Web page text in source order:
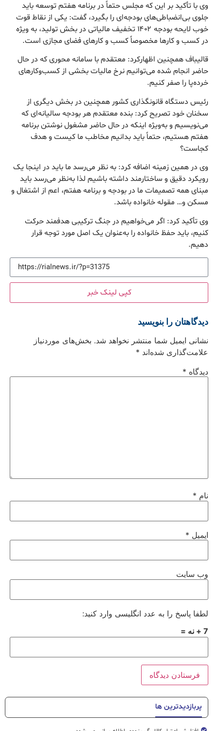
وی با تأکید بر این که مجلس حتماً در برنامه هفتم توسعه باید
جلوی بی‌انضباطی‌های بودجه‌ای را بگیرد، گفت: یکی از نقاط قوت
خوب لایحه بودجه ۱۴۰۲ تخفیف مالیاتی در بخش تولید، به ویژه
در کسب و کارها مخصوصاً کسب و کارهای فضای مجازی است.
قالیباف همچنین اظهارکرد: معتقدم با سامانه محوری که در حال
حاضر انجام شده می‌توانیم نرخ مالیات بخشی از کسب‌وکارهای
خرده‌پا را صفر کنیم.
رئیس دستگاه قانونگذاری کشور همچنین در بخش دیگری از
سخنان خود تصریح کرد: بنده معتقدم هر بودجه سالیانه‌ای که
می‌نویسیم و به‌ویژه اینکه در حال حاضر مشغول نوشتن برنامه
هفتم هستیم، حتماً باید بدانیم مخاطب ما کیست و هدف
کجاست؟
وی در همین زمینه اضافه کرد: به نظر می‌رسد ما باید در اینجا یک
رویکرد دقیق و ساختارمند داشته باشیم لذا به‌نظر می‌رسد باید
مبنای همه تصمیمات ما در بودجه و برنامه هفتم، اعم از اشتغال و
مسکن و… مقوله خانواده باشد.
وی تأکید کرد: اگر می‌خواهیم در جنگ ترکیبی هدفمند حرکت
کنیم، باید حفظ خانواده را به‌عنوان یک اصل مورد توجه قرار
دهیم.
کپی لینک خبر
دیدگاهتان را بنویسید
نشانی ایمیل شما منتشر نخواهد شد. بخش‌های موردنیاز
علامت‌گذاری شده‌اند *
دیدگاه *
نام *
ایمیل *
وب‌ سایت
لطفا پاسخ را به عدد انگلیسی وارد کنید:
7 + نه =
پربازدیدترین ها